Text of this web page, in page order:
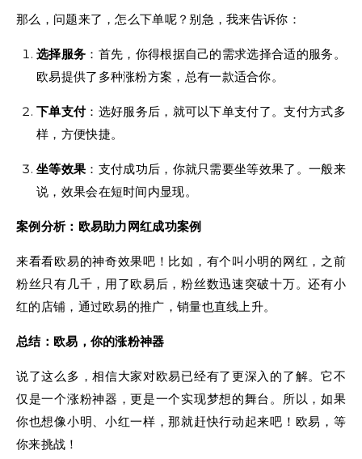
那么，问题来了，怎么下单呢？别急，我来告诉你：
选择服务 ：首先，你得根据自己的需求选择合适的服务。
欧易提供了多种涨粉方案，总有一款适合你。
下单支付：选好服务后，就可以下单支付了。支付方式多
样，方便快捷。
坐等效果 ：支付成功后，你就只需要坐等效果了。一般来
说，效果会在短时间内显现。
案例分析：欧易助力网红成功案例
来看看欧易的神奇效果吧！比如，有个叫小明的网红，之前
粉丝只有几千，用了欧易后，粉丝数迅速突破十万。还有小
红的店铺，通过欧易的推广，销量也直线上升。
总结：欧易，你的涨粉神器
说了这么多，相信大家对欧易已经有了更深入的了解。它不
仅是一个涨粉神器，更是一个实现梦想的舞台。所以，如果
你也想像小明、小红一样，那就赶快行动起来吧！欧易，等
你来挑战！